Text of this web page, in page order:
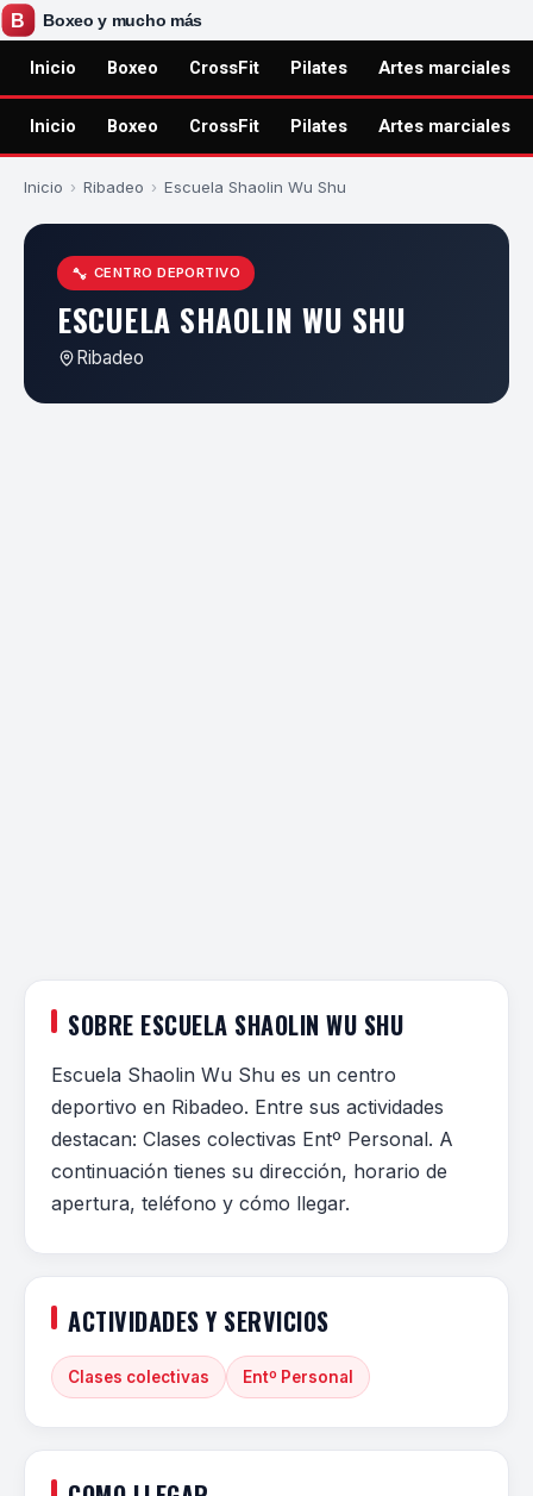
Inicio Boxeo CrossFit Pilates Artes marciales
Inicio Boxeo CrossFit Pilates Artes marciales
Inicio › Ribadeo › Escuela Shaolin Wu Shu
CENTRO DEPORTIVO
ESCUELA SHAOLIN WU SHU
Ribadeo
SOBRE ESCUELA SHAOLIN WU SHU
Escuela Shaolin Wu Shu es un centro
deportivo en Ribadeo. Entre sus actividades
destacan: Clases colectivas Entº Personal. A
continuación tienes su dirección, horario de
apertura, teléfono y cómo llegar.
ACTIVIDADES Y SERVICIOS
Clases colectivas Entº Personal